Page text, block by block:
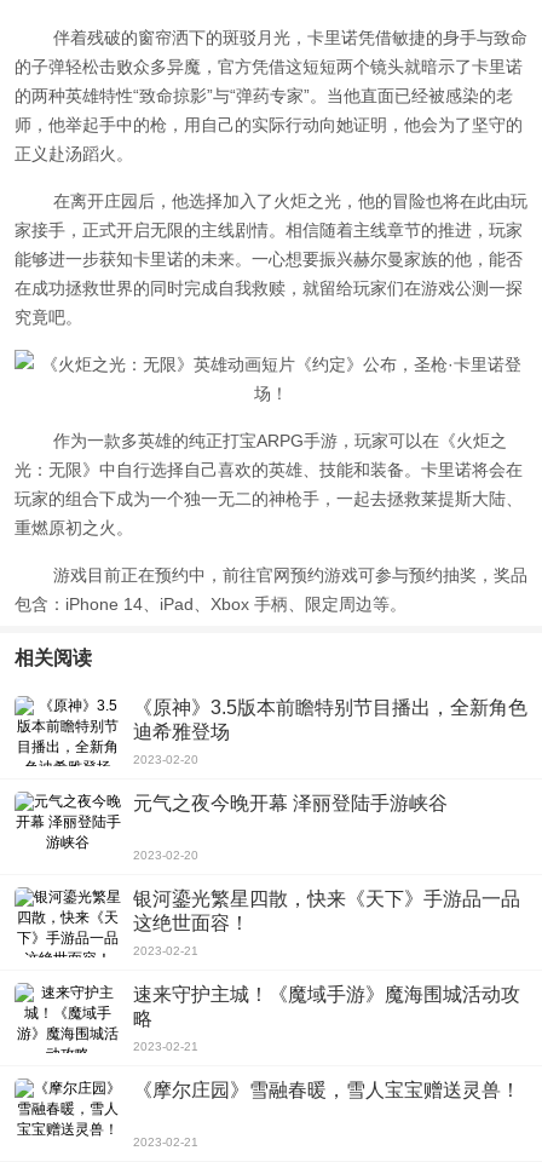
伴着残破的窗帘洒下的斑驳月光，卡里诺凭借敏捷的身手与致命
的子弹轻松击败众多异魔，官方凭借这短短两个镜头就暗示了卡里诺
的两种英雄特性“致命掠影”与“弹药专家”。当他直面已经被感染的老
师，他举起手中的枪，用自己的实际行动向她证明，他会为了坚守的
正义赴汤蹈火。
在离开庄园后，他选择加入了火炬之光，他的冒险也将在此由玩
家接手，正式开启无限的主线剧情。相信随着主线章节的推进，玩家
能够进一步获知卡里诺的未来。一心想要振兴赫尔曼家族的他，能否
在成功拯救世界的同时完成自我救赎，就留给玩家们在游戏公测一探
究竟吧。
作为一款多英雄的纯正打宝ARPG手游，玩家可以在《火炬之
光：无限》中自行选择自己喜欢的英雄、技能和装备。卡里诺将会在
玩家的组合下成为一个独一无二的神枪手，一起去拯救莱提斯大陆、
重燃原初之火。
游戏目前正在预约中，前往官网预约游戏可参与预约抽奖，奖品
包含：iPhone 14、iPad、Xbox 手柄、限定周边等。
相关阅读
《原神》3.5版本前瞻特别节目播出，全新角色
迪希雅登场
2023-02-20
元气之夜今晚开幕 泽丽登陆手游峡谷
2023-02-20
银河鎏光繁星四散，快来《天下》手游品一品
这绝世面容！
2023-02-21
速来守护主城！《魔域手游》魔海围城活动攻
略
2023-02-21
《摩尔庄园》雪融春暖，雪人宝宝赠送灵兽！
2023-02-21